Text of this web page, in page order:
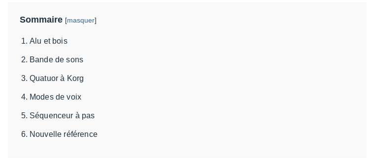
Sommaire [masquer]
Alu et bois
Bande de sons
Quatuor à Korg
Modes de voix
Séquenceur à pas
Nouvelle référence